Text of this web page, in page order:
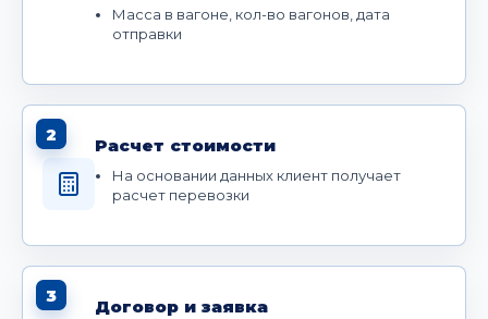
Масса в вагоне, кол-во вагонов, дата
отправки
2
Расчет стоимости
На основании данных клиент получает
расчет перевозки
3
Договор и заявка